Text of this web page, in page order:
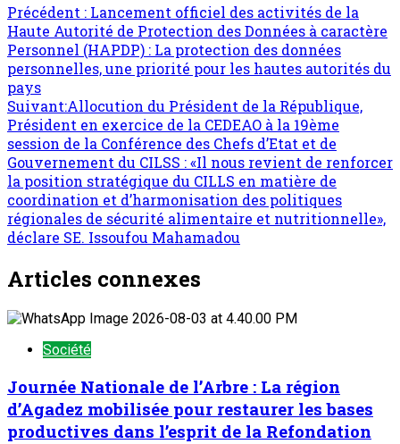
Navigation
d’article
Précédent : Lancement officiel des activités de la
Haute Autorité de Protection des Données à caractère
Personnel (HAPDP) : La protection des données
personnelles, une priorité pour les hautes autorités du
pays
Suivant:Allocution du Président de la République,
Président en exercice de la CEDEAO à la 19ème
session de la Conférence des Chefs d’Etat et de
Gouvernement du CILSS : «Il nous revient de renforcer
la position stratégique du CILLS en matière de
coordination et d’harmonisation des politiques
régionales de sécurité alimentaire et nutritionnelle»,
déclare SE. Issoufou Mahamadou
Articles connexes
Société
Journée Nationale de l’Arbre : La région
d’Agadez mobilisée pour restaurer les bases
productives dans l’esprit de la Refondation